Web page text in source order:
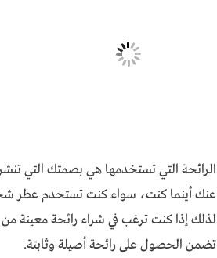
الرائحة التي تستخدمها هي بصمتك التي
عنك أينما كنت، سواء كنت تستخدم عطر
لذلك إذا كنت ترغب في شراء رائحة معينة
تضمن الحصول على رائحة أصيلة وثابتة.